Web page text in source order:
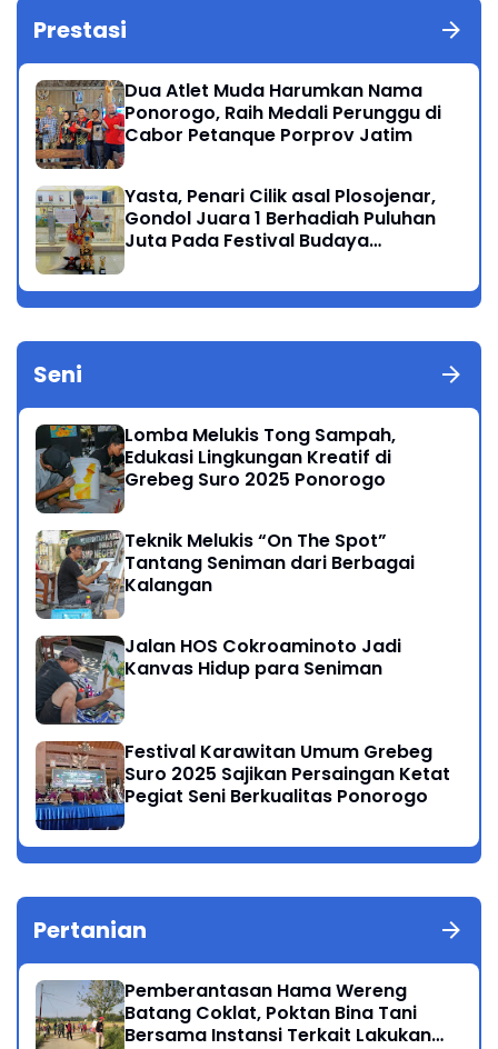
Prestasi
Dua Atlet Muda Harumkan Nama
Ponorogo, Raih Medali Perunggu di
Cabor Petanque Porprov Jatim
Yasta, Penari Cilik asal Plosojenar,
Gondol Juara 1 Berhadiah Puluhan
Juta Pada Festival Budaya
Seni
Lomba Melukis Tong Sampah,
Edukasi Lingkungan Kreatif di
Grebeg Suro 2025 Ponorogo
Teknik Melukis “On The Spot”
Tantang Seniman dari Berbagai
Kalangan
Jalan HOS Cokroaminoto Jadi
Kanvas Hidup para Seniman
Festival Karawitan Umum Grebeg
Suro 2025 Sajikan Persaingan Ketat
Pegiat Seni Berkualitas Ponorogo
Pertanian
Pemberantasan Hama Wereng
Batang Coklat, Poktan Bina Tani
Bersama Instansi Terkait Lakukan